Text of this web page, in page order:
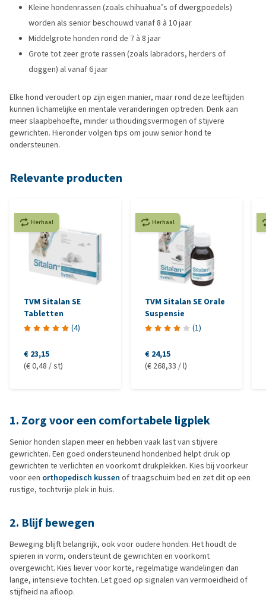
Kleine hondenrassen (zoals chihuahua’s of dwergpoedels)
worden als senior beschouwd vanaf 8 à 10 jaar
Middelgrote honden rond de 7 à 8 jaar
Grote tot zeer grote rassen (zoals labradors, herders of
doggen) al vanaf 6 jaar
Elke hond veroudert op zijn eigen manier, maar rond deze leeftijden
kunnen lichamelijke en mentale veranderingen optreden. Denk aan
meer slaapbehoefte, minder uithoudingsvermogen of stijvere
gewrichten. Hieronder volgen tips om jouw senior hond te
ondersteunen.
Relevante producten
Herhaal
TVM Sitalan SE
Tabletten
(4)
€ 23,15
(€ 0,48 / st)
Herhaal
TVM Sitalan SE Orale
Suspensie
(1)
€ 24,15
(€ 268,33 / l)
1. Zorg voor een comfortabele ligplek
Senior honden slapen meer en hebben vaak last van stijvere
gewrichten. Een goed ondersteunend hondenbed helpt druk op
gewrichten te verlichten en voorkomt drukplekken. Kies bij voorkeur
voor een orthopedisch kussen of traagschuim bed en zet dit op een
rustige, tochtvrije plek in huis.
2. Blijf bewegen
Beweging blijft belangrijk, ook voor oudere honden. Het houdt de
spieren in vorm, ondersteunt de gewrichten en voorkomt
overgewicht. Kies liever voor korte, regelmatige wandelingen dan
lange, intensieve tochten. Let goed op signalen van vermoeidheid of
stijfheid na afloop.